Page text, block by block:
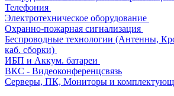
Телефония
Электротехническое оборудование
Охранно-пожарная сигнализация
Беспроводные технологии (Антенны,
каб. сборки)
ИБП и Аккум. батареи
ВКС - Видеоконференцсвязь
Серверы, ПК, Мониторы и